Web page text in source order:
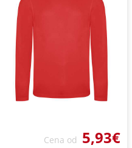
Cena od 5,93€